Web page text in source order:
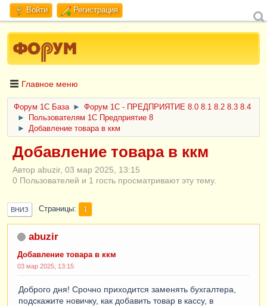
Войти Регистрация
Главное меню
Форум 1C База ►
Форум 1С - ПРЕДПРИЯТИЕ 8.0 8.1 8.2 8.3 8.4
►
Пользователям 1С Предприятие 8
►
Добавление товара в ккм
Добавление товара в ккм
Автор abuzir, 03 мар 2025, 13:15
0 Пользователей и 1 гость просматривают эту тему.
ВНИЗ Страницы 1
abuzir
Добавление товара в ккм
03 мар 2025, 13:15
Доброго дня! Срочно приходится заменять бухгалтера,
подскажите новичку, как добавить товар в кассу, в